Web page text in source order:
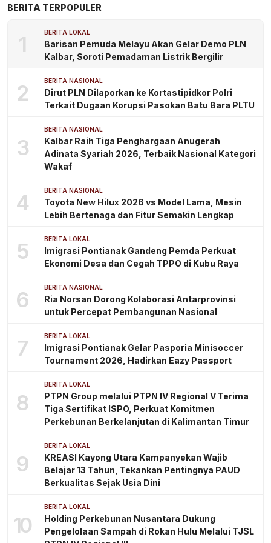
BERITA TERPOPULER
1 BERITA LOKAL
Barisan Pemuda Melayu Akan Gelar Demo PLN
Kalbar, Soroti Pemadaman Listrik Bergilir
2 BERITA NASIONAL
Dirut PLN Dilaporkan ke Kortastipidkor Polri
Terkait Dugaan Korupsi Pasokan Batu Bara PLTU
3
BERITA NASIONAL
Kalbar Raih Tiga Penghargaan Anugerah
Adinata Syariah 2026, Terbaik Nasional Kategori
Wakaf
4 BERITA NASIONAL
Toyota New Hilux 2026 vs Model Lama, Mesin
Lebih Bertenaga dan Fitur Semakin Lengkap
5 BERITA LOKAL
Imigrasi Pontianak Gandeng Pemda Perkuat
Ekonomi Desa dan Cegah TPPO di Kubu Raya
6 BERITA NASIONAL
Ria Norsan Dorong Kolaborasi Antarprovinsi
untuk Percepat Pembangunan Nasional
7 BERITA LOKAL
Imigrasi Pontianak Gelar Pasporia Minisoccer
Tournament 2026, Hadirkan Eazy Passport
8
BERITA LOKAL
PTPN Group melalui PTPN IV Regional V Terima
Tiga Sertifikat ISPO, Perkuat Komitmen
Perkebunan Berkelanjutan di Kalimantan Timur
9
BERITA LOKAL
KREASI Kayong Utara Kampanyekan Wajib
Belajar 13 Tahun, Tekankan Pentingnya PAUD
Berkualitas Sejak Usia Dini
10
BERITA LOKAL
Holding Perkebunan Nusantara Dukung
Pengelolaan Sampah di Rokan Hulu Melalui TJSL